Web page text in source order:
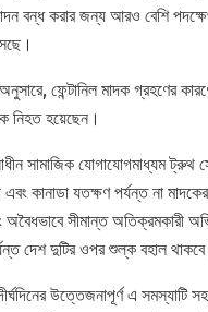
বন্ধ করার জন্য আরও বেশি
অনুসারে, ফেন্টানিল মাদক গ্রহণের
নিহত হয়েছেন।
সামাজিক যোগাযোগমাধ্যম
এবং কানাডা যতক্ষণ পর্যন্ত না
অবৈধভাবে সীমান্ত অতিক্রমকারী
দেশ দুটির ওপর শুল্ক বহাল
উত্তেজনাপূর্ণ এ সমস্যাটি